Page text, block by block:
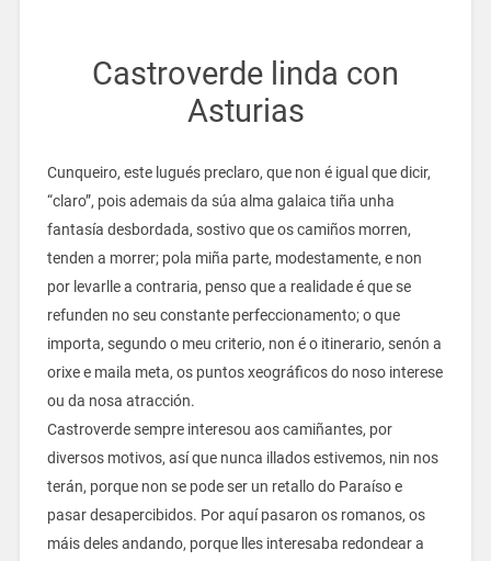
Castroverde linda con
Asturias
Cunqueiro, este lugués preclaro, que non é igual que dicir,
“claro”, pois ademais da súa alma galaica tiña unha
fantasía desbordada, sostivo que os camiños morren,
tenden a morrer; pola miña parte, modestamente, e non
por levarlle a contraria, penso que a realidade é que se
refunden no seu constante perfeccionamento; o que
importa, segundo o meu criterio, non é o itinerario, senón a
orixe e maila meta, os puntos xeográficos do noso interese
ou da nosa atracción.
Castroverde sempre interesou aos camiñantes, por
diversos motivos, así que nunca illados estivemos, nin nos
terán, porque non se pode ser un retallo do Paraíso e
pasar desapercibidos. Por aquí pasaron os romanos, os
máis deles andando, porque lles interesaba redondear a